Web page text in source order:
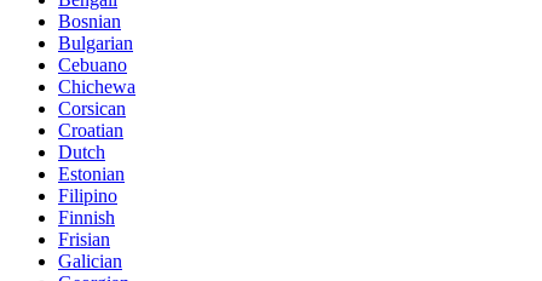
Bosnian
Bulgarian
Cebuano
Chichewa
Corsican
Croatian
Dutch
Estonian
Filipino
Finnish
Frisian
Galician